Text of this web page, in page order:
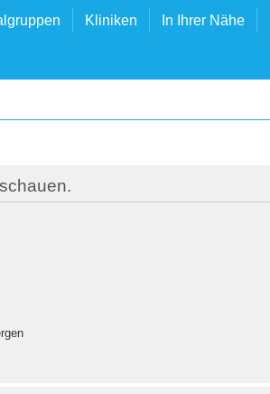
Kliniken In Ihrer Nähe